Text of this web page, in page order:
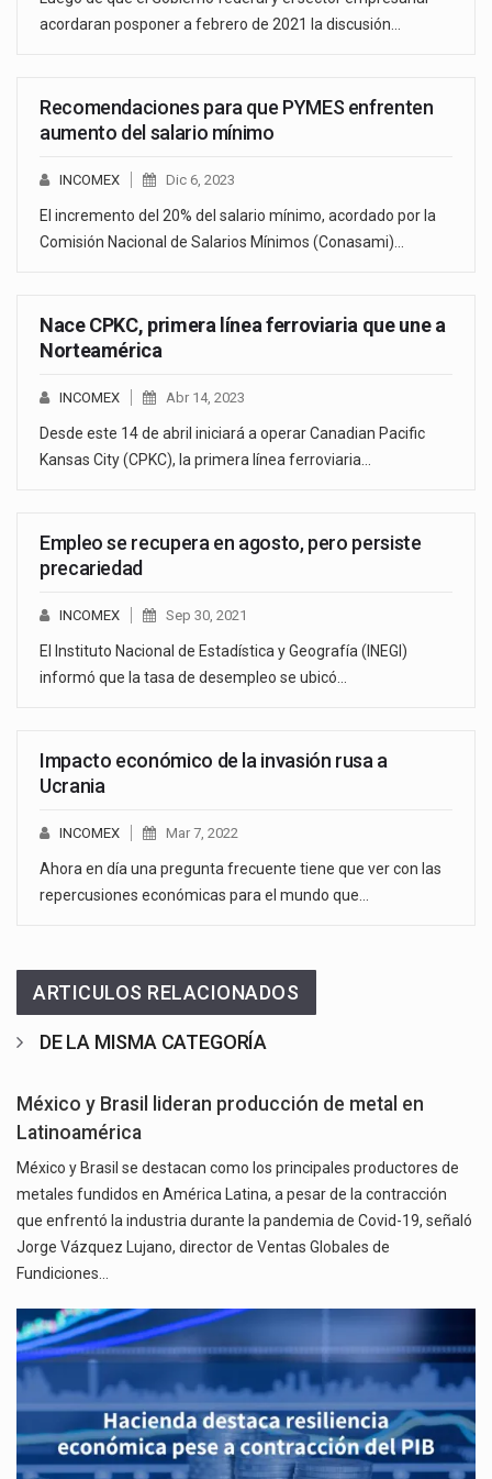
acordaran posponer a febrero de 2021 la discusión…
Recomendaciones para que PYMES enfrenten
aumento del salario mínimo
INCOMEX Dic 6, 2023
El incremento del 20% del salario mínimo, acordado por la
Comisión Nacional de Salarios Mínimos (Conasami)…
Nace CPKC, primera línea ferroviaria que une a
Norteamérica
INCOMEX Abr 14, 2023
Desde este 14 de abril iniciará a operar Canadian Pacific
Kansas City (CPKC), la primera línea ferroviaria…
Empleo se recupera en agosto, pero persiste
precariedad
INCOMEX Sep 30, 2021
El Instituto Nacional de Estadística y Geografía (INEGI)
informó que la tasa de desempleo se ubicó…
Impacto económico de la invasión rusa a
Ucrania
INCOMEX Mar 7, 2022
Ahora en día una pregunta frecuente tiene que ver con las
repercusiones económicas para el mundo que…
ARTICULOS RELACIONADOS
DE LA MISMA CATEGORÍA
México y Brasil lideran producción de metal en
Latinoamérica
México y Brasil se destacan como los principales productores de
metales fundidos en América Latina, a pesar de la contracción
que enfrentó la industria durante la pandemia de Covid-19, señaló
Jorge Vázquez Lujano, director de Ventas Globales de
Fundiciones…